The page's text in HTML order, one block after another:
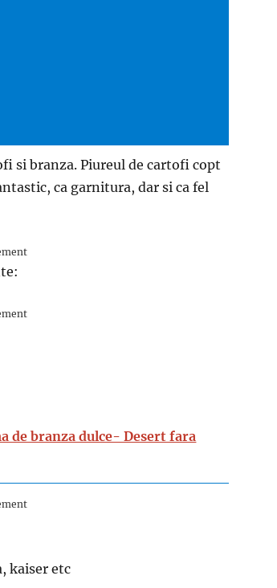
si branza. Piureul de cartofi copt
ca garnitura, dar si ca fel
de branza dulce- Desert fara
kaiser etc